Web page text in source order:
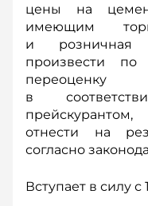
цены на
имеющим
и розничная
произвести по
в
отнести на
согласно
Вступает в силу с